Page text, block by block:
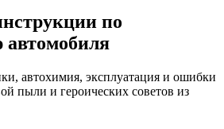
по
автохимия, эксплуатация и ошибки
пыли и героических советов из